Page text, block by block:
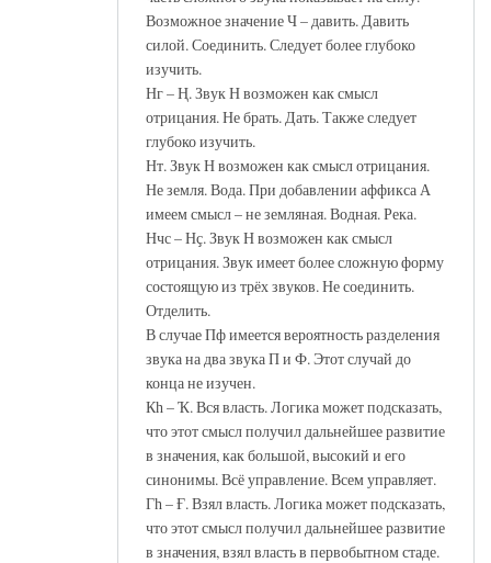
Возможное значение Ч – давить. Давить
силой. Соединить. Следует более глубоко
изучить.
Нг – Ң. Звук Н возможен как смысл
отрицания. Не брать. Дать. Также следует
глубоко изучить.
Нт. Звук Н возможен как смысл отрицания.
Не земля. Вода. При добавлении аффикса А
имеем смысл – не земляная. Водная. Река.
Нчс – Нҫ. Звук Н возможен как смысл
отрицания. Звук имеет более сложную форму
состоящую из трёх звуков. Не соединить.
Отделить.
В случае Пф имеется вероятность разделения
звука на два звука П и Ф. Этот случай до
конца не изучен.
Кһ – Ҡ. Вся власть. Логика может подсказать,
что этот смысл получил дальнейшее развитие
в значения, как большой, высокий и его
синонимы. Всё управление. Всем управляет.
Гһ – Ғ. Взял власть. Логика может подсказать,
что этот смысл получил дальнейшее развитие
в значения, взял власть в первобытном стаде.